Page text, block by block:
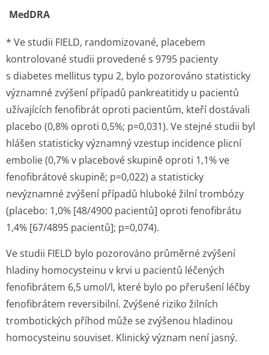
MedDRA
* Ve studii FIELD, randomizované, placebem
kontrolované studii provedené s 9795 pacienty
s diabetes mellitus typu 2, bylo pozorováno statisticky
významné zvýšení případů pankreatitidy u pacientů
užívajících fenofibrát oproti pacientům, kteří dostávali
placebo (0,8% oproti 0,5%; p=0,031). Ve stejné studii byl
hlášen statisticky významný vzestup incidence plicní
embolie (0,7% v placebové skupině oproti 1,1% ve
fenofibrátové skupině; p=0,022) a statisticky
nevýznamné zvýšení případů hluboké žilní trombózy
(placebo: 1,0% [48/4900 pacientů] oproti fenofibrátu
1,4% [67/4895 pacientů]; p=0,074).
Ve studii FIELD bylo pozorováno průměrné zvýšení
hladiny homocysteinu v krvi u pacientů léčených
fenofibrátem 6,5 umol/l, které bylo po přerušení léčby
fenofibrátem reversibilní. Zvýšené riziko žilních
trombotických příhod může se zvýšenou hladinou
homocysteinu souviset. Klinický význam není jasný.